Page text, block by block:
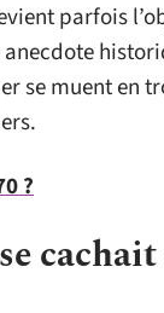
parfois
se muent en
?